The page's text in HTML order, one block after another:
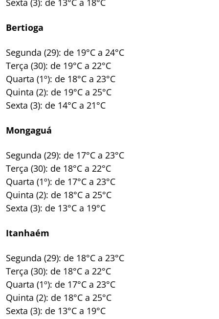
Bertioga
Segunda (29): de 19°C a 24°C
Terça (30): de 19°C a 22°C
Quarta (1º): de 18°C a 23°C
Quinta (2): de 19°C a 25°C
Sexta (3): de 14°C a 21°C
Mongaguá
Segunda (29): de 17°C a 23°C
Terça (30): de 18°C a 22°C
Quarta (1º): de 17°C a 23°C
Quinta (2): de 18°C a 25°C
Sexta (3): de 13°C a 19°C
Itanhaém
Segunda (29): de 18°C a 23°C
Terça (30): de 18°C a 22°C
Quarta (1º): de 17°C a 23°C
Quinta (2): de 18°C a 25°C
Sexta (3): de 13°C a 19°C